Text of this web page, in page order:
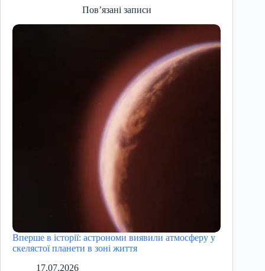
Пов’язані записи
Вперше в історії: астрономи виявили атмосферу у
скелястої планети в зоні життя
17.07.2026